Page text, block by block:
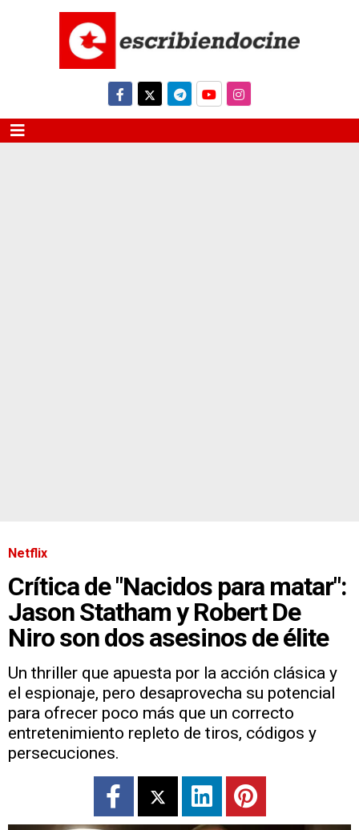
Netflix
Crítica de "Nacidos para matar":
Jason Statham y Robert De
Niro son dos asesinos de élite
Un thriller que apuesta por la acción clásica y
el espionaje, pero desaprovecha su potencial
para ofrecer poco más que un correcto
entretenimiento repleto de tiros, códigos y
persecuciones.